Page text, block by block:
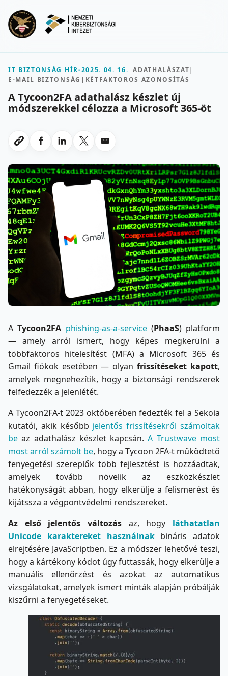
IT BIZTONSÁG HÍR-2025. 04. 16. ADATHALÁSZAT|
E-MAIL BIZTONSÁG | KÉTFAKTOROS AZONOSÍTÁS
A Tycoon2FA adathalász készlet új
módszerekkel célozza a Microsoft 365-öt
Link masolasa
Megosztas Facebookon
Megosztas LinkedInen
Megosztas X-en
Megosztas emailben
ATycoon2FA phishing-as-a-service(PhaaS) platform
— amely arról ismert, hogy képes megkerülni a
többfaktoros hitelesítést (MFA) a Microsoft 365 és
Gmail fiókok esetében — olyanfrissítéseket kapott,
amelyek megnehezítik, hogy a biztonsági rendszerek
felfedezzék a jelenlétét.
A Tycoon2FA-t 2023 októberében fedezték fel a Sekoia
kutatói, akik később jelentős frissítésekről számoltak
be az adathalász készlet kapcsán.A Trustwave most
most arról számolt be, hogy a Tycoon 2FA-t működtető
fenyegetési szereplők több fejlesztést is hozzáadtak,
amelyek tovább növelik az eszközkészlet
hatékonyságát abban, hogy elkerülje a felismerést és
kijátssza a végpontvédelmi rendszereket.
Az első jelentős változás az, hogy láthatatlan
Unicode karaktereket használnak bináris adatok
elrejtésére JavaScriptben. Ez a módszer lehetővé teszi,
hogy a kártékony kódot úgy futtassák, hogy elkerülje a
manuális ellenőrzést és azokat az automatikus
vizsgálatokat, amelyek ismert minták alapján próbálják
kiszűrni a fenyegetéseket.